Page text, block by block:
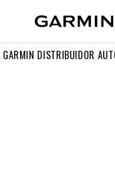
GARMIN DISTRIBUIDOR